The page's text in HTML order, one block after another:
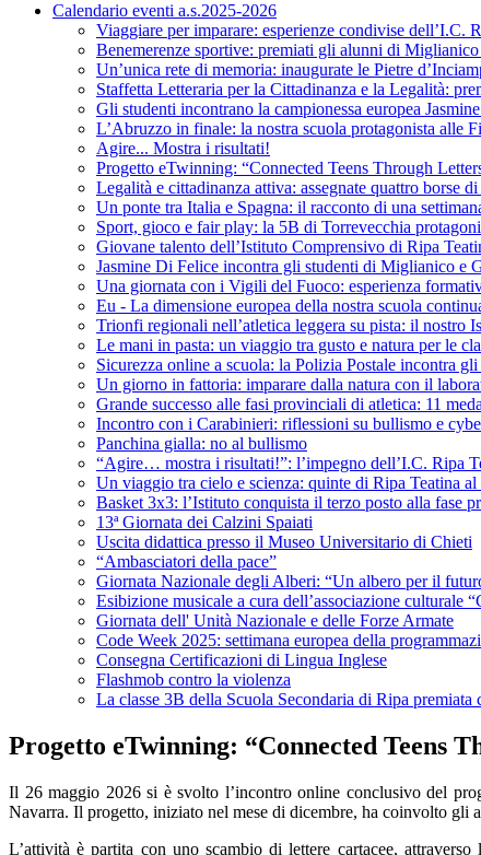
Calendario eventi a.s.2025-2026
Viaggiare per imparare: esperienze condivise dell’I.C.
Benemerenze sportive: premiati gli alunni di Miglianico
Un’unica rete di memoria: inaugurate le Pietre
Staffetta Letteraria per la Cittadinanza e la Legalità:
Gli studenti incontrano la campionessa europea
L’Abruzzo in finale: la nostra scuola protagonista alle
Agire... Mostra i risultati!
Progetto eTwinning: “Connected Teens Through
Legalità e cittadinanza attiva: assegnate quattro borse
Un ponte tra Italia e Spagna: il racconto di una
Sport, gioco e fair play: la 5B di Torrevecchia
Giovane talento dell’Istituto Comprensivo di Ripa
Jasmine Di Felice incontra gli studenti di Miglianico e
Una giornata con i Vigili del Fuoco: esperienza
Eu - La dimensione europea della nostra scuola
Trionfi regionali nell’atletica leggera su pista: il nostro
Le mani in pasta: un viaggio tra gusto e natura per le
Sicurezza online a scuola: la Polizia Postale incontra
Un giorno in fattoria: imparare dalla natura con il
Grande successo alle fasi provinciali di atletica: 11
Incontro con i Carabinieri: riflessioni su bullismo e
Panchina gialla: no al bullismo
“Agire… mostra i risultati!”: l’impegno dell’I.C. Ripa
Un viaggio tra cielo e scienza: quinte di Ripa Teatina
Basket 3x3: l’Istituto conquista il terzo posto alla fase
13ª Giornata dei Calzini Spaiati
Uscita didattica presso il Museo Universitario di Chieti
“Ambasciatori della pace”
Giornata Nazionale degli Alberi: “Un albero per il
Esibizione musicale a cura dell’associazione culturale
Giornata dell' Unità Nazionale e delle Forze Armate
Code Week 2025: settimana europea della
Consegna Certificazioni di Lingua Inglese
Flashmob contro la violenza
La classe 3B della Scuola Secondaria di Ripa
Progetto eTwinning: “Connected Teens
Il 26 maggio 2026 si è svolto l’incontro online conclusivo del
Navarra. Il progetto, iniziato nel mese di dicembre, ha coinvolto gli
L’attività è partita con uno scambio di lettere cartacee,